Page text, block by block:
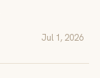
Jul 1, 2026